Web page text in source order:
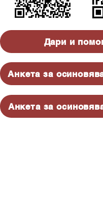
Дари и
Анкета за
Анкета за